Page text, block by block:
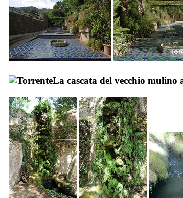
La cascata del vecchio mulino